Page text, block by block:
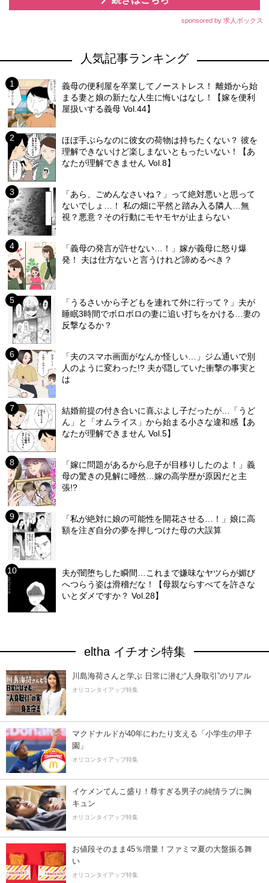
sponsored by 求人ボックス
人気記事ランキング
義母の便利屋を卒業してノーストレス！ 離婚から始
まる妻と娘の新たな人生に悔いはなし！【嫁を便利
屋扱いする義母 Vol.44】
ほぼ手ぶらなのに彼女の荷物は持ちたくない？ 彼を
理解できないけど楽しまないともったいない！【あ
なたが理解できません Vol.8】
「あら、ごめんなさいね？」って絶対悪いと思って
ないでしょ…！ 私の畑に平然と踏み入る隣人…無
視？悪意？その行動にモヤモヤが止まらない
「義母の発言が許せない…！」嫁が義母に怒り爆
発！ 夫は仕方ないと言うけれど諦めるべき？
「うるさいから子どもを連れて外に行って？」夫が
睡眠3時間でボロボロの妻に追い打ちをかける…妻の
反撃なるか？
「夫のスマホ画面がなんか怪しい…」ジム通いで別
人のように変わった!? 夫が隠していた衝撃の事実と
は
結婚前提の付き合いに喜ぶよし子だったが…「うど
ん」と「オムライス」から始まる小さな違和感【あ
なたが理解できません Vol.5】
「嫁に問題があるから息子が目移りしたのよ！」義
母の驚きの見解に唖然…嫁の高学歴が原因だと主
張!?
「私が絶対に娘の可能性を開花させる…！」娘に高
額を注ぎ自分の夢を押しつけた母の大誤算
夫が闇堕ちした瞬間…これまで嫌味なヤツらが媚び
へつらう姿は滑稽だな！【母親ならすべてを許さな
いとダメですか？ Vol.28】
eltha イチオシ特集
川島海荷さんと学ぶ 日常に潜む“人身取引”のリアル
オリコンタイアップ特集
マクドナルドが40年にわたり支える「小学生の甲子
園」
オリコンタイアップ特集
イケメンてんこ盛り！尊すぎる男子の純情ラブに胸
キュン
オリコンタイアップ特集
お値段そのまま45％増量！ファミマ夏の大盤振る舞
い
オリコンタイアップ特集